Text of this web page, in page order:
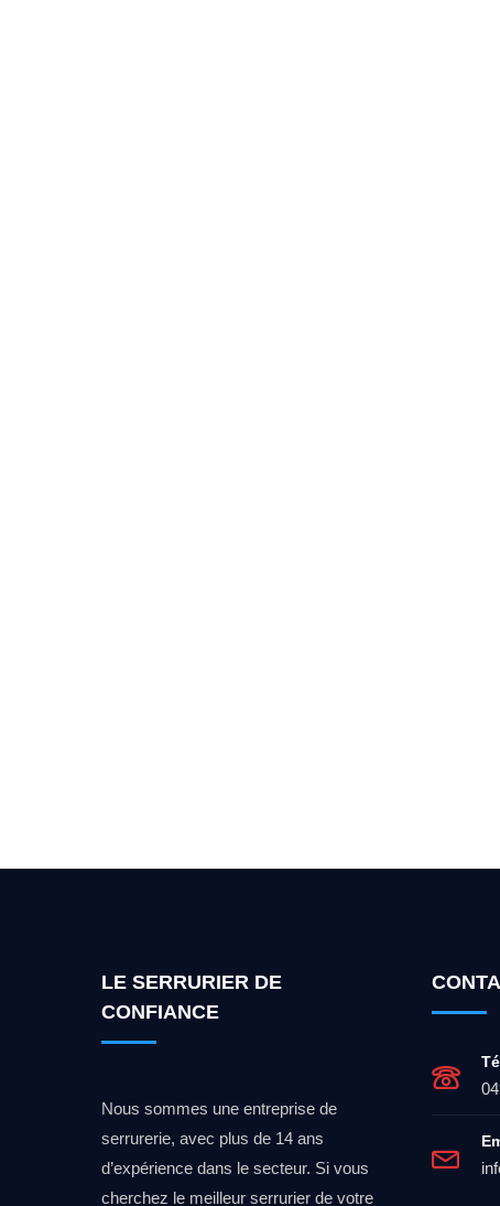
LE SERRURIER DE
CONFIANCE
Nous sommes une entreprise de
serrurerie, avec plus de 14 ans
d’expérience dans le secteur. Si vous
cherchez le meilleur serrurier de votre